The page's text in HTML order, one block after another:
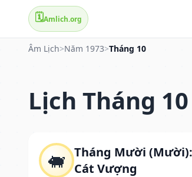
🗓️Amlich.org
Âm Lịch>Năm 1973>Tháng 10
Lịch Tháng
🐖 Tháng Mười
Cát Vượng